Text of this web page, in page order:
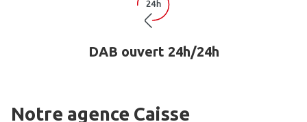
DAB ouvert 24h/24h
Notre agence Caisse